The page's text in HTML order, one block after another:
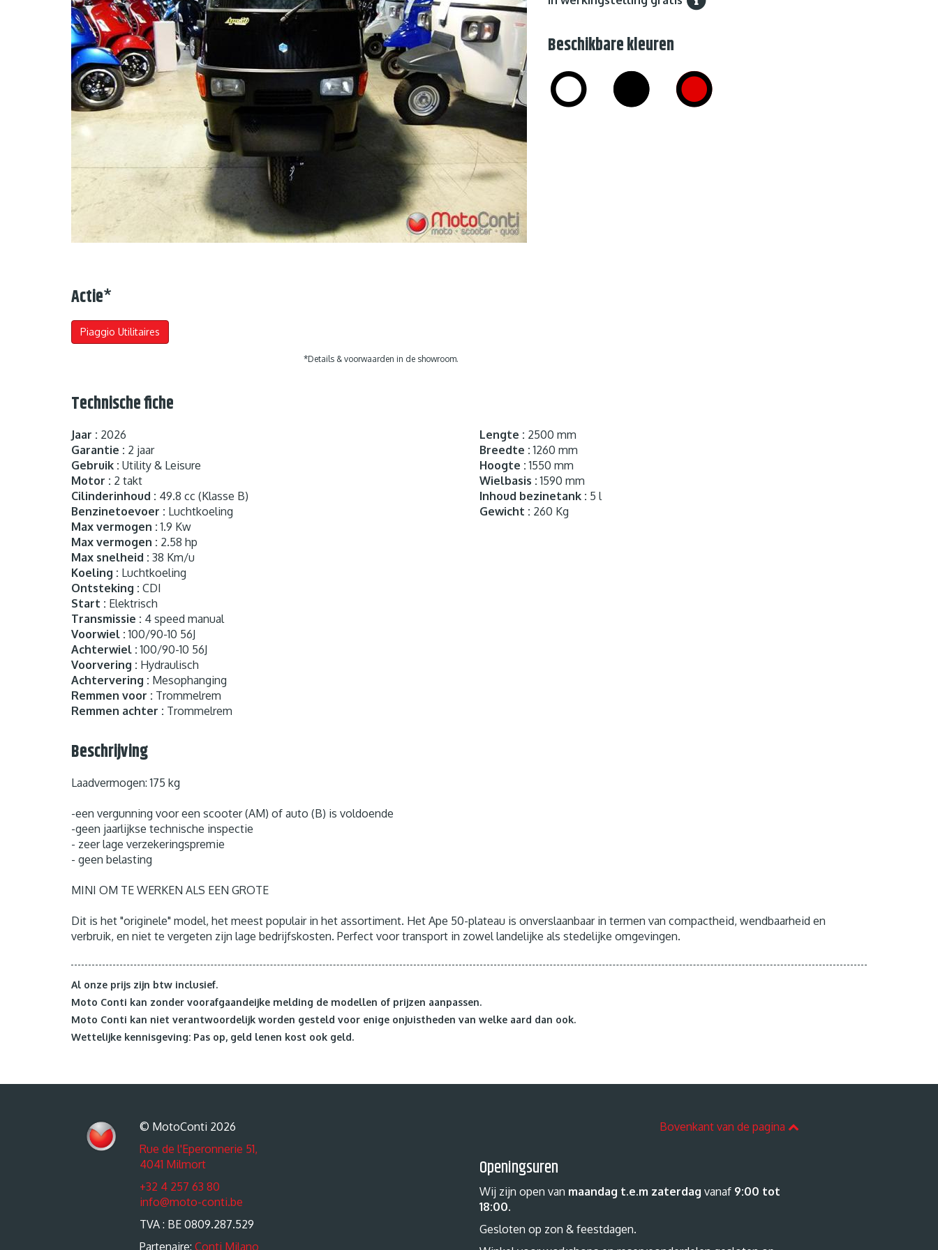
Beschikbare kleuren
Actie*
Piaggio Utilitaires
*Details & voorwaarden in de showroom.
Technische fiche
Jaar : 2026
Garantie : 2 jaar
Gebruik : Utility & Leisure
Motor : 2 takt
Cilinderinhoud : 49.8 cc (Klasse B)
Benzinetoevoer : Luchtkoeling
Max vermogen : 1.9 Kw
Max vermogen : 2.58 hp
Max snelheid : 38 Km/u
Koeling : Luchtkoeling
Ontsteking : CDI
Start : Elektrisch
Transmissie : 4 speed manual
Voorwiel : 100/90-10 56J
Achterwiel : 100/90-10 56J
Voorvering : Hydraulisch
Achtervering : Mesophanging
Remmen voor : Trommelrem
Remmen achter : Trommelrem
Lengte : 2500 mm
Breedte : 1260 mm
Hoogte : 1550 mm
Wielbasis : 1590 mm
Inhoud bezinetank : 5 l
Gewicht : 260 Kg
Beschrijving
Laadvermogen: 175 kg
-een vergunning voor een scooter (AM) of auto (B) is voldoende
-geen jaarlijkse technische inspectie
- zeer lage verzekeringspremie
- geen belasting
MINI OM TE WERKEN ALS EEN GROTE
Dit is het "originele" model, het meest populair in het assortiment. Het Ape 50-plateau is onverslaanbaar in termen van compactheid, wendbaarheid en
verbruik, en niet te vergeten zijn lage bedrijfskosten. Perfect voor transport in zowel landelijke als stedelijke omgevingen.
Al onze prijs zijn btw inclusief.
Moto Conti kan zonder voorafgaandeijke melding de modellen of prijzen aanpassen.
Moto Conti kan niet verantwoordelijk worden gesteld voor enige onjuistheden van welke aard dan ook.
Wettelijke kennisgeving: Pas op, geld lenen kost ook geld.
© MotoConti 2026
Rue de l'Eperonnerie 51,
4041 Milmort
+32 4 257 63 80
info@moto-conti.be
TVA : BE 0809.287.529
Partenaire: Conti Milano
Bovenkant van de pagina
Openingsuren
Wij zijn open van maandag t.e.m zaterdag vanaf 9:00 tot
18:00.
Gesloten op zon & feestdagen.